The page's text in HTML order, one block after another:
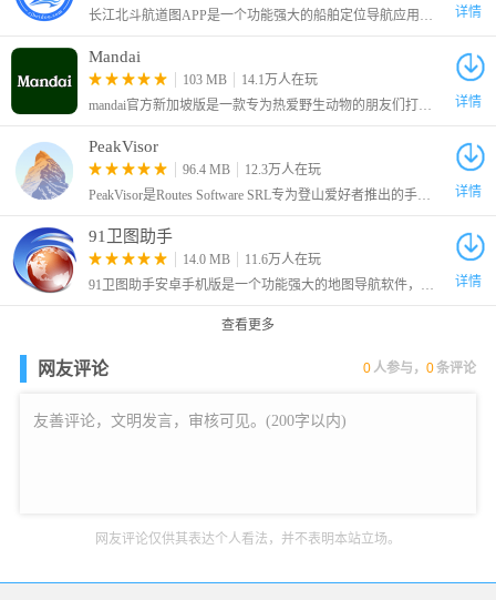
长江北斗航道图APP是一个功能强大的船舶定位导航应用系统，为广大船舶从业者和航运公司提供可信赖、实时、稳定的服务。借助先进的北斗卫星技术，这款应用能够监控全球沿海地区的船舶
详情
Mandai
103 MB
14.1万人在玩
mandai官方新加坡版是一款专为热爱野生动物的朋友们打造的应用程序。作为一款全方位的游览助手，它不仅提供了详尽的园区信息查询功能，还能帮助用户轻松规划行程，享受一场难忘的野生动物探险之旅。
详情
PeakVisor
96.4 MB
12.3万人在玩
PeakVisor是Routes Software SRL专为登山爱好者推出的手机地图软件，该软件拥有先进的3D地图和山岳识别技术，用户们在户外也可以轻松辨别方向，获得当前位置信息
详情
91卫图助手
14.0 MB
11.6万人在玩
91卫图助手安卓手机版是一个功能强大的地图导航软件，在这里内置了多个地图数据源，还有记录行动轨迹的功能，支持将轨迹导出用于其他平台。
详情
查看更多
网友评论 0 人参与，0条评论
网友评论仅供其表达个人看法，并不表明本站立场。